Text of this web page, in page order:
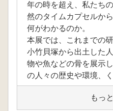
年の時を超え、私たち
然のタイムカプセルか
何がわかるのか。
本展では、これまでの
小竹貝塚から出土した
物や魚などの骨を展示
の人々の歴史や環境、
もっ